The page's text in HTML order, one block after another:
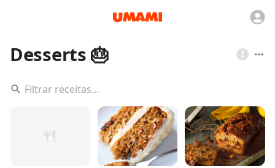
Desserts 🎂 I